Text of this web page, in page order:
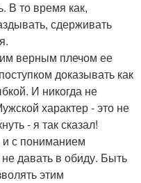
В то время как,
сдерживать
верным плечом ее
доказывать как
И никогда не
характер - это не
- я так сказал!
с пониманием
давать в обиду. Быть
этим